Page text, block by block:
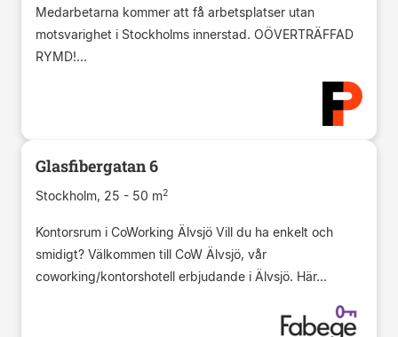
Medarbetarna kommer att få arbetsplatser utan
motsvarighet i Stockholms innerstad. OÖVERTRÄFFAD
RYMD!...
Glasfibergatan 6
Stockholm, 25 - 50 m2
Kontorsrum i CoWorking Älvsjö Vill du ha enkelt och
smidigt? Välkommen till CoW Älvsjö, vår
coworking/kontorshotell erbjudande i Älvsjö. Här...